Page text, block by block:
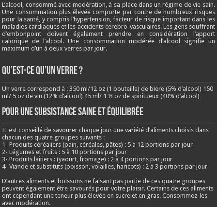
L’alcool, consommé avec modération, à sa place dans un régime de vie sain.
Une consommation plus élevée comporte par contre de nombreux risques
pour la santé, y compris l’hypertension, facteur de risque important dans les
maladies cardiaques et les accidents cerebro-vasculaires. Les gens souffrant
d’embonpoint doivent également prendre en considération l’apport
calorique de l’alcool. Une consommation modérée d’alcool signifie un
maximum d’un à deux verres par jour.
QU’EST-CE QU’UN VERRE ?
Un verre correspond à : 350 ml/12 oz (1 bouteille) de biere (5% d’alcool) 150
ml/ 5 oz de vin (12% d’alcool) 45 ml/ 1 ½ oz de spiritueux (40% d’alcool)
Pour une subsistance saine et équilibrée
IL est conseillé de savourer chaque jour une variété d’aliments choisis dans
chacun des quatre groupes suivants :
1- Produits céréaliers (pain, céréales, pâtes) : 5 à 12 portions par jour
2- Légumes et fruits : 5 à 10 portions par jour
3- Produits laitiers : (yaourt, fromage) : 2 à 4 portions par jour
4- Viande et substituts (poisson, volailles, haricots) : 2 à 3 portions par jour
D’autres aliments et boissons ne faisant pas partie de ces quatre groupes
peuvent également être savourés pour votre plaisir. Certains de ces aliments
ont cependant une teneur plus élevée en sucre et en gras. Consommez-les
avec modération.